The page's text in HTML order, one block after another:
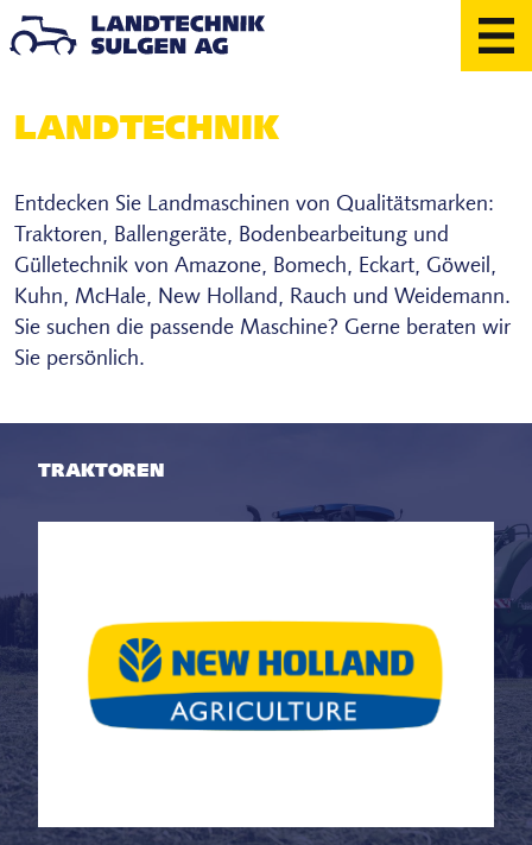
Skip
to
Landmaschinen
Werkstatt & Dienstleistungen
Ausstellung
Occasionen
Über uns
info@landtechnik-sulgen.ch
LAND­TECHNIK
Entdecken Sie Landmaschinen von Qualitätsmarken:
Traktoren, Ballengeräte, Bodenbearbeitung und
Gülletechnik von Amazone, Bomech, Eckart, Göweil,
Kuhn, McHale, New Holland, Rauch und Weidemann.
Sie suchen die passende Maschine? Gerne beraten wir
Sie persönlich.
TRAKTOREN